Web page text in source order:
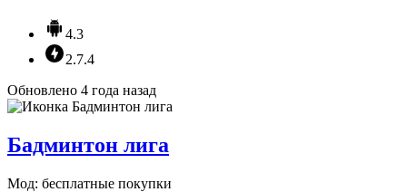
4.3
2.7.4
Обновлено 4 года назад
Бадминтон лига
Мод: бесплатные покупки